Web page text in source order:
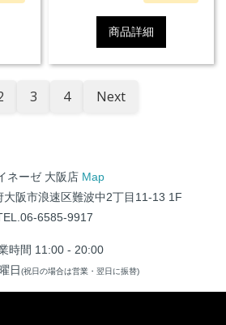
商品詳細
3 4 Next
ネーゼ 大阪店 Map
大阪市浪速区難波中2丁目11-13 1F
6585-9917
時間 11:00 - 20:00
日(祝日の場合は営業・翌日に振替)